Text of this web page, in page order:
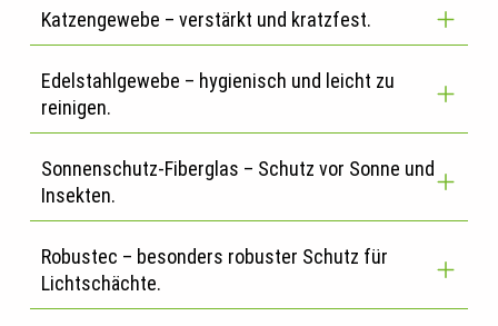
Katzengewebe – verstärkt und kratzfest.
Edelstahlgewebe – hygienisch und leicht zu
reinigen.
Sonnenschutz-Fiberglas – Schutz vor Sonne und
Insekten.
Robustec – besonders robuster Schutz für
Lichtschächte.